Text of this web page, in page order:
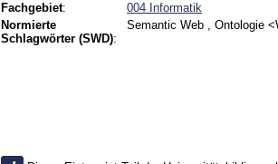
Fachgebiet:
004 Informatik
Normierte
Schlagwörter (SWD):
Semantic Web , Ontologie